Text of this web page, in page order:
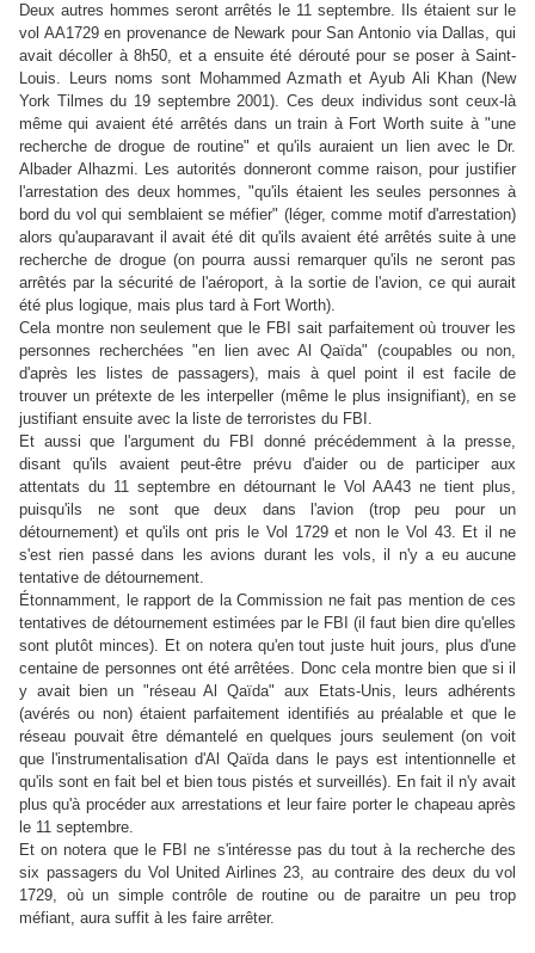
Deux autres hommes seront arrêtés le 11 septembre. Ils étaient sur le
vol AA1729 en provenance de Newark pour San Antonio via Dallas, qui
avait décoller à 8h50, et a ensuite été dérouté pour se poser à Saint-
Louis. Leurs noms sont Mohammed Azmath et Ayub Ali Khan (New
York Tilmes du 19 septembre 2001). Ces deux individus sont ceux-là
même qui avaient été arrêtés dans un train à Fort Worthsuite à "une
recherche de drogue de routine" et qu'ils auraient un lien avec le Dr.
Albader Alhazmi. Les autorités donneront comme raison, pour justifier
l'arrestation des deux hommes, "qu'ils étaient les seules personnes à
bord du vol qui semblaient se méfier" (léger, comme motif d'arrestation)
alors qu'auparavant il avait été dit qu'ils avaient été arrêtés suite à une
recherche de drogue (on pourra aussi remarquer qu'ils ne seront pas
arrêtés par la sécurité de l'aéroport, à la sortie de l'avion, ce qui aurait
été plus logique, mais plus tard à Fort Worth).
Cela montre non seulement que le FBI sait parfaitement où trouver les
personnes recherchées "en lien avec Al Qaïda" (coupables ou non,
d'après les listes de passagers), mais à quel point il est facile de
trouver un prétexte de les interpeller (même le plus insignifiant), en se
justifiant ensuite avec la liste de terroristes du FBI.
Et aussi que l'argument du FBI donné précédemment à la presse,
disant qu'ils avaient peut-être prévu d'aider ou de participer aux
attentats du 11 septembre en détournant le Vol AA43 ne tient plus,
puisqu'ils ne sont que deux dans l'avion (trop peu pour un
détournement) et qu'ils ont pris le Vol 1729 et non le Vol 43. Et il ne
s'est rien passé dans les avions durant les vols, il n'y a eu aucune
tentative de détournement.
Étonnamment, le rapport de la Commission ne fait pas mention de ces
tentatives de détournement estimées par le FBI (il faut bien dire qu'elles
sont plutôt minces). Et on notera qu'en tout juste huit jours, plus d'une
centaine de personnes ont été arrêtées. Donc cela montre bien que si il
y avait bien un "réseau Al Qaïda" aux Etats-Unis, leurs adhérents
(avérés ou non) étaient parfaitement identifiés au préalable et que le
réseau pouvait être démantelé en quelques jours seulement (on voit
que l'instrumentalisation d'Al Qaïda dans le pays est intentionnelle et
qu'ils sont en fait bel et bien tous pistés et surveillés). En fait il n'y avait
plus qu'à procéder aux arrestations et leur faire porter le chapeau après
le 11 septembre.
Et on notera que le FBI ne s'intéresse pas du tout à la recherche des
six passagers du Vol United Airlines 23, au contraire des deux du vol
1729, où un simple contrôle de routine ou de paraitre un peu trop
méfiant, aura suffit à les faire arrêter.